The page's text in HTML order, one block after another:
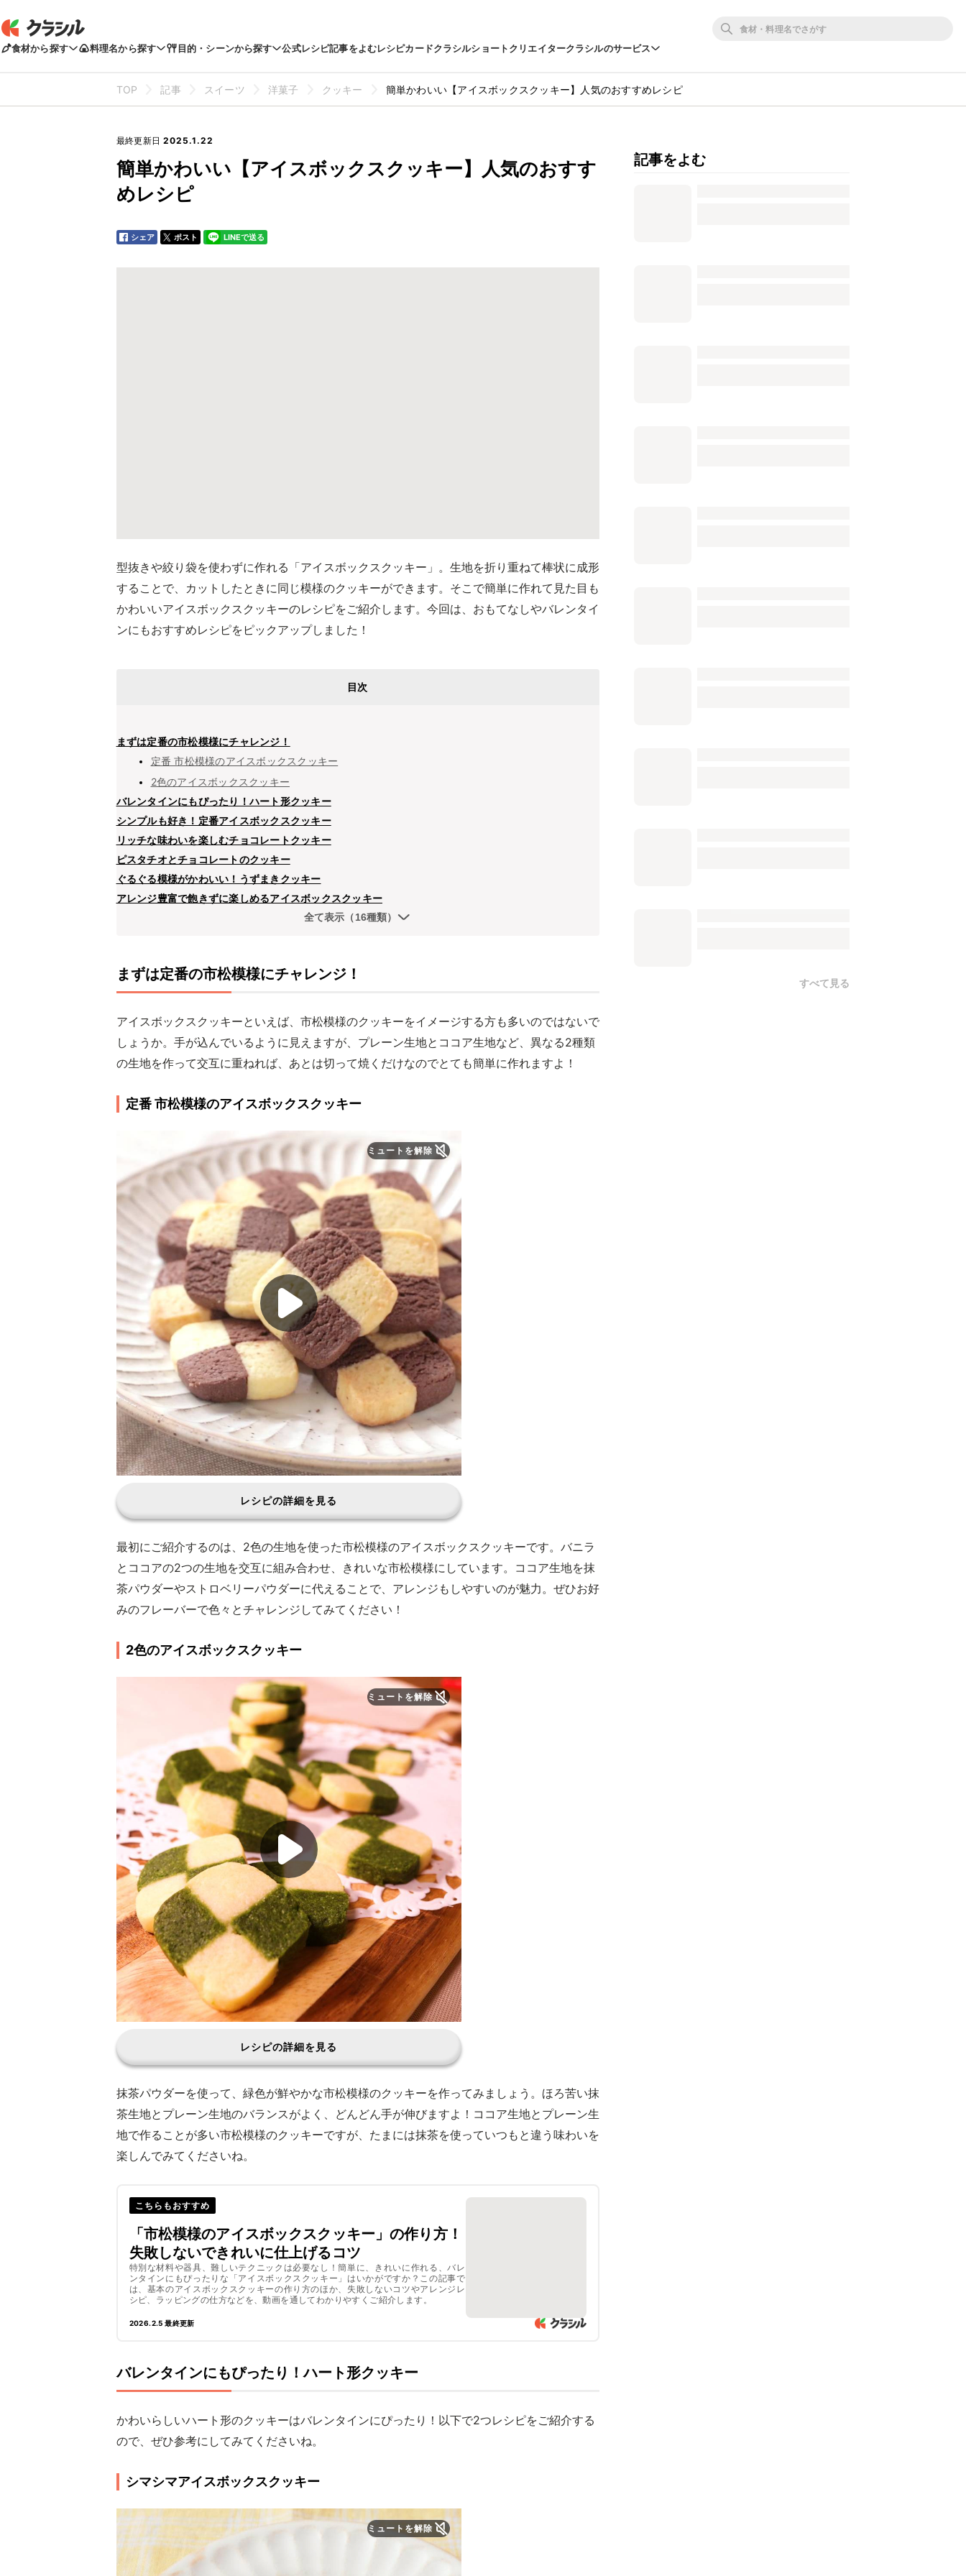
食材から探す 料理名から探す 目的・シーンから探す 公式レシピ記事をよむレシピカードクラシルショートクリエイタークラシルのサービス
TOP 記事 スイーツ 洋菓子 クッキー 簡単かわいい【アイスボックスクッキー】人気のおすすめレシピ
最終更新日 2025.1.22
簡単かわいい【アイスボックスクッキー】人気のおすす
めレシピ
シェア ポスト LINEで送る
型抜きや絞り袋を使わずに作れる「アイスボックスクッキー」。生地を折り重ねて棒状に成形
することで、カットしたときに同じ模様のクッキーができます。そこで簡単に作れて見た目も
かわいいアイスボックスクッキーのレシピをご紹介します。今回は、おもてなしやバレンタイ
ンにもおすすめレシピをピックアップしました！
目次
まずは定番の市松模様にチャレンジ！
定番 市松模様のアイスボックスクッキー
2色のアイスボックスクッキー
バレンタインにもぴったり！ハート形クッキー
シンプルも好き！定番アイスボックスクッキー
リッチな味わいを楽しむチョコレートクッキー
ピスタチオとチョコレートのクッキー
ぐるぐる模様がかわいい！うずまきクッキー
アレンジ豊富で飽きずに楽しめるアイスボックスクッキー
全て表示（16種類）
まずは定番の市松模様にチャレンジ！
アイスボックスクッキーといえば、市松模様のクッキーをイメージする方も多いのではないで
しょうか。手が込んでいるように見えますが、プレーン生地とココア生地など、異なる2種類
の生地を作って交互に重ねれば、あとは切って焼くだけなのでとても簡単に作れますよ！
定番 市松模様のアイスボックスクッキー
ミュートを解除
レシピの詳細を見る
最初にご紹介するのは、2色の生地を使った市松模様のアイスボックスクッキーです。バニラ
とココアの2つの生地を交互に組み合わせ、きれいな市松模様にしています。ココア生地を抹
茶パウダーやストロベリーパウダーに代えることで、アレンジもしやすいのが魅力。ぜひお好
みのフレーバーで色々とチャレンジしてみてください！
2色のアイスボックスクッキー
ミュートを解除
レシピの詳細を見る
抹茶パウダーを使って、緑色が鮮やかな市松模様のクッキーを作ってみましょう。ほろ苦い抹
茶生地とプレーン生地のバランスがよく、どんどん手が伸びますよ！ココア生地とプレーン生
地で作ることが多い市松模様のクッキーですが、たまには抹茶を使っていつもと違う味わいを
楽しんでみてくださいね。
こちらもおすすめ
「市松模様のアイスボックスクッキー」の作り方！
失敗しないできれいに仕上げるコツ
特別な材料や器具、難しいテクニックは必要なし！簡単に、きれいに作れる、バレ
ンタインにもぴったりな「アイスボックスクッキー」はいかがですか？この記事で
は、基本のアイスボックスクッキーの作り方のほか、失敗しないコツやアレンジレ
2026.2.5 最終更新
バレンタインにもぴったり！ハート形クッキー
かわいらしいハート形のクッキーはバレンタインにぴったり！以下で2つレシピをご紹介する
ので、ぜひ参考にしてみてくださいね。
シマシマアイスボックスクッキー
ミュートを解除
記事をよむ
すべて見る